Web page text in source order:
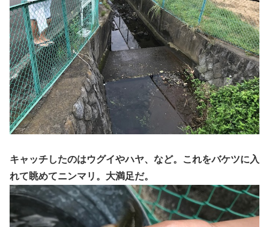
キャッチしたのはウグイやハヤ、など。これをバケツに入
れて眺めてニンマリ。大満足だ。